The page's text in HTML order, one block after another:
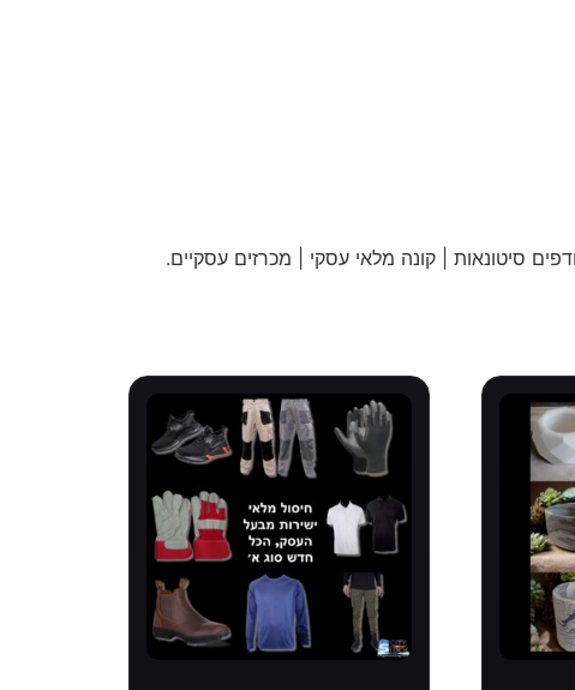
סיטונאות | קונה מלאי עסקי | מכרזים עסקיים.